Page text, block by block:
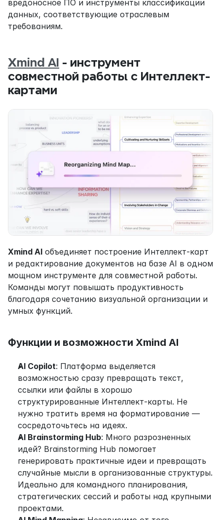
вредоносное ПО и инструменты классификации
данных, соответствующие отраслевым
требованиям.
Xmind AI - инструмент
совместной работы с Интеллект-
картами
Xmind AI объединяет построение Интеллект-карт
и редактирование документов на базе AI в одном
мощном инструменте для совместной работы.
Команды могут повышать продуктивность
благодаря сочетанию визуальной организации и
умных функций.
Функции и возможности Xmind AI
AI Copilot: Платформа выделяется
возможностью сразу превращать текст,
ссылки или файлы в хорошо
структурированные Интеллект-карты. Не
нужно тратить время на форматирование —
сосредоточьтесь на идеях.
AI Brainstorming Hub: Много разрозненных
идей? Brainstorming Hub помогает
генерировать практичные идеи и превращать
случайные мысли в организованные структуры.
Идеально для командного планирования,
стратегических сессий и работы над крупными
проектами.